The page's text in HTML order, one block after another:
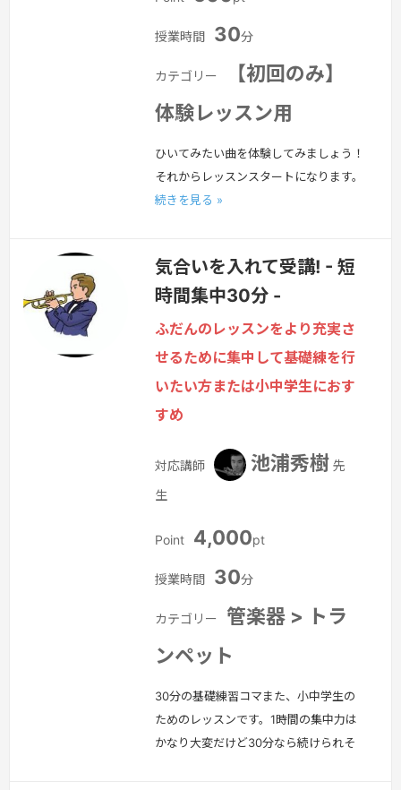
授業時間 30分
カテゴリー
【初回のみ】
体験レッスン用
ひいてみたい曲を体験してみましょう！
それからレッスンスタートになります。
続きを見る »
気合いを入れて受講! - 短
時間集中30分 -
ふだんのレッスンをより充実さ
せるために集中して基礎練を行
いたい方または小中学生におす
すめ
対応講師 池浦秀樹 先
生
Point 4,000pt
授業時間 30分
カテゴリー
管楽器 > トラ
ンペット
30分の基礎練習コマまた、小中学生の
ためのレッスンです。1時間の集中力は
かなり大変だけど30分なら続けられそ